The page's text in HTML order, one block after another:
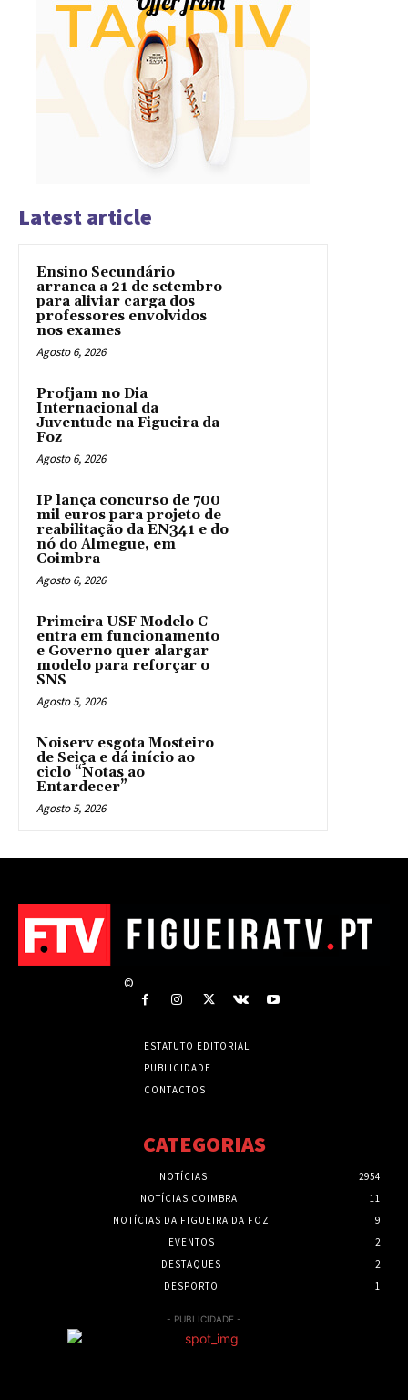
Latest article
Ensino Secundário
arranca a 21 de setembro
para aliviar carga dos
professores envolvidos
nos exames
Agosto 6, 2026
Profjam no Dia
Internacional da
Juventude na Figueira da
Foz
Agosto 6, 2026
IP lança concurso de 700
mil euros para projeto de
reabilitação da EN341 e do
nó do Almegue, em
Coimbra
Agosto 6, 2026
Primeira USF Modelo C
entra em funcionamento
e Governo quer alargar
modelo para reforçar o
SNS
Agosto 5, 2026
Noiserv esgota Mosteiro
de Seiça e dá início ao
ciclo “Notas ao
Entardecer”
Agosto 5, 2026
©
ESTATUTO EDITORIAL
PUBLICIDADE
CONTACTOS
CATEGORIAS
NOTÍCIAS
2954
NOTÍCIAS COIMBRA
11
NOTÍCIAS DA FIGUEIRA DA FOZ
9
EVENTOS
2
DESTAQUES
2
DESPORTO
1
- PUBLICIDADE -